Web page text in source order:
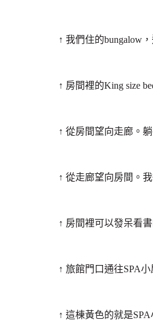
↑ 我們住的bungalow
↑ 房間裡的King size
↑ 從房間望向走廊。
↑ 從走廊望向房間。
↑ 房間裡可以
↑ 旅館門口通往SPA小
↑ 這棟黃色的就是SPA